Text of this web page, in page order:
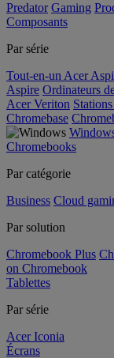
Predator Gaming
Composants
Par série
Tout-en-un Acer
Aspire Ordinateurs
Acer Veriton
Chromebase
Chromebooks
Par catégorie
Business Cloud
Par solution
Chromebook Plus
on Chromebook
Tablettes
Par série
Acer Iconia
Écrans